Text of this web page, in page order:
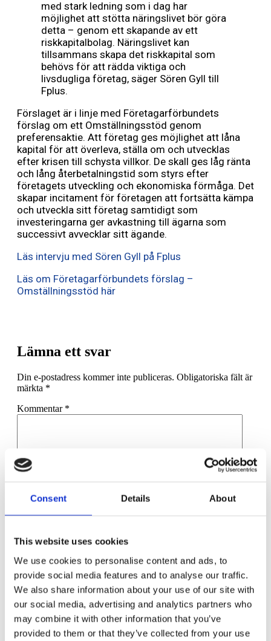
Consent Details About
This website uses cookies
We use cookies to personalise content and ads, to
provide social media features and to analyse our traffic.
We also share information about your use of our site with
our social media, advertising and analytics partners who
may combine it with other information that you’ve
provided to them or that they’ve collected from your use
med stark ledning som i dag har
möjlighet att stötta näringslivet bör göra
detta – genom ett skapande av ett
riskkapitalbolag. Näringslivet kan
tillsammans skapa det riskkapital som
behövs för att rädda viktiga och
livsdugliga företag, säger Sören Gyll till
Fplus.
Förslaget är i linje med Företagarförbundets
förslag om ett Omställningsstöd genom
preferensaktie. Att företag ges möjlighet att låna
kapital för att överleva, ställa om och utvecklas
efter krisen till schysta villkor. De skall ges låg ränta
och lång återbetalningstid som styrs efter
företagets utveckling och ekonomiska förmåga. Det
skapar incitament för företagen att fortsätta kämpa
och utveckla sitt företag samtidigt som
investeringarna ger avkastning till ägarna som
successivt avvecklar sitt ägande.
Läs intervju med Sören Gyll på Fplus
Läs om Företagarförbundets förslag –
Omställningsstöd här
Lämna ett svar
Din e-postadress kommer inte publiceras. Obligatoriska fält är
märkta *
Kommentar *
Spara mitt namn, min e-postadress och webbplats i denna
webbläsare till nästa gång jag skriver en kommentar.